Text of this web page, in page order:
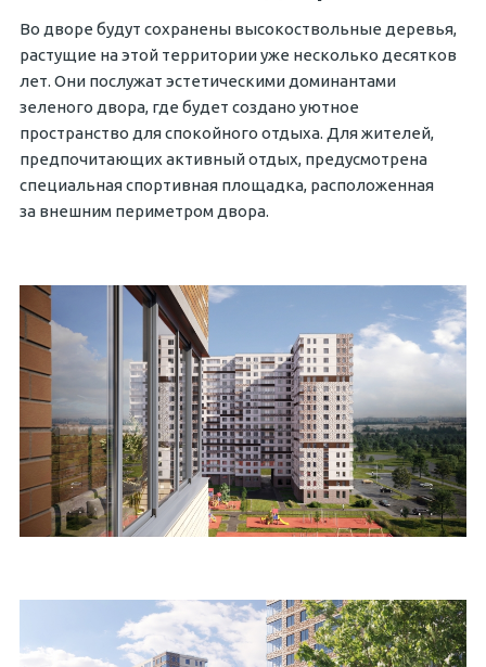
Во дворе будут сохранены высокоствольные деревья,
растущие на этой территории уже несколько десятков
лет. Они послужат эстетическими доминантами
зеленого двора, где будет создано уютное
пространство для спокойного отдыха. Для жителей,
предпочитающих активный отдых, предусмотрена
специальная спортивная площадка, расположенная
за внешним периметром двора.